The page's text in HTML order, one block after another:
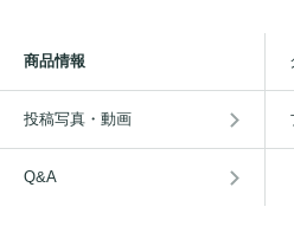
商品情報
投稿写真・動画
Q&A